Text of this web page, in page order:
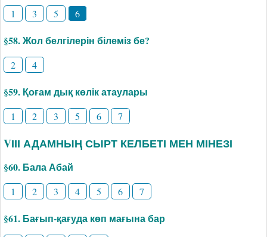
1 3 5 6
§58. Жол белгілерін білеміз бе?
2 4
§59. Қоғам дық көлік атаулары
1 2 3 5 6 7
VІІІ АДАМНЫҢ СЫРТ КЕЛБЕТІ МЕН МІНЕЗІ
§60. Бала Абай
1 2 3 4 5 6 7
§61. Бағып-қағуда көп мағына бар